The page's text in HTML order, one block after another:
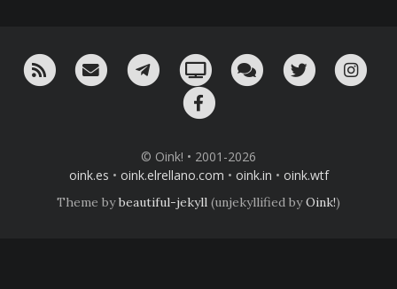
RSS ¡Mándame un email!¡Nuestro canal en Telegram!
Oink! TV Charla con nosotros
Twitter
© Oink! • 2001-2026
oink.es • oink.elrellano.com • oink.in • oink.wtf
Theme bybeautiful-jekyll (unjekyllified byOink!)